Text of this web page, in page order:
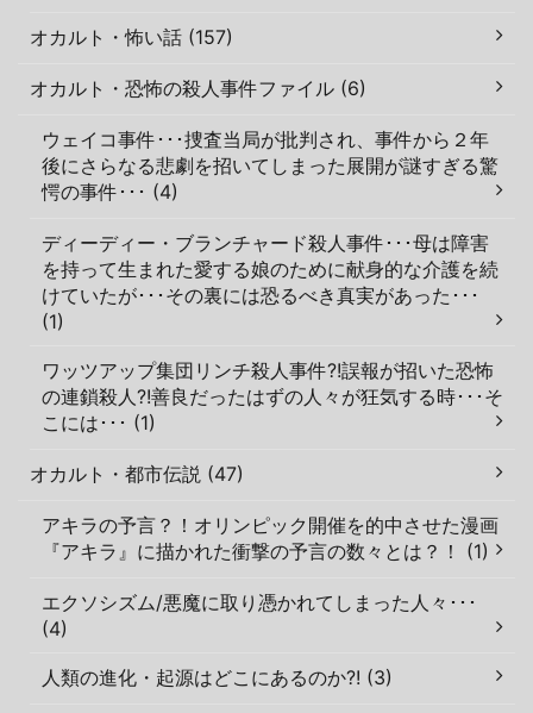
オカルト・怖い話 (157)
オカルト・恐怖の殺人事件ファイル (6)
ウェイコ事件･･･捜査当局が批判され、事件から２年
後にさらなる悲劇を招いてしまった展開が謎すぎる驚
愕の事件･･･ (4)
ディーディー・ブランチャード殺人事件･･･母は障害
を持って生まれた愛する娘のために献身的な介護を続
けていたが･･･その裏には恐るべき真実があった･･･
(1)
ワッツアップ集団リンチ殺人事件?!誤報が招いた恐怖
の連鎖殺人?!善良だったはずの人々が狂気する時･･･そ
こには･･･ (1)
オカルト・都市伝説 (47)
アキラの予言？！オリンピック開催を的中させた漫画
『アキラ』に描かれた衝撃の予言の数々とは？！ (1)
エクソシズム/悪魔に取り憑かれてしまった人々･･･
(4)
人類の進化・起源はどこにあるのか?! (3)